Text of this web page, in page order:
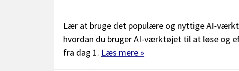
Lær at bruge det populære og nyttige AI-
hvordan du bruger AI-værktøjet til at løse og
fra dag 1. Læs mere »